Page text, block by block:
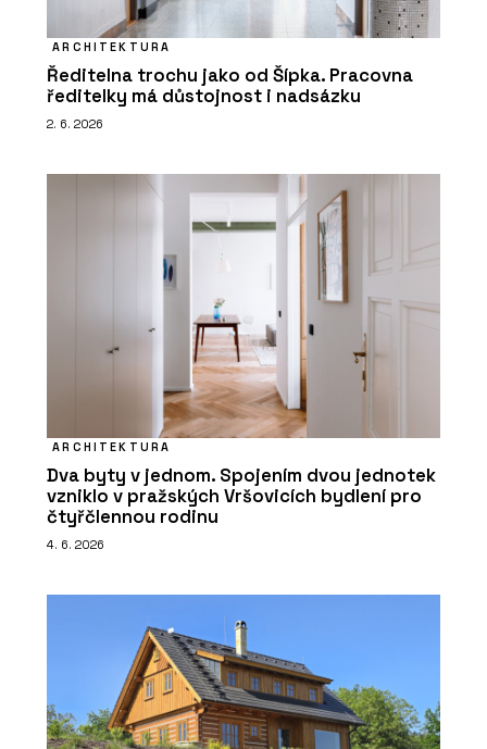
ARCHITEKTURA
Ředitelna trochu jako od Šípka. Pracovna
ředitelky má důstojnost i nadsázku
2. 6. 2026
ARCHITEKTURA
Dva byty v jednom. Spojením dvou jednotek
vzniklo v pražských Vršovicích bydlení pro
čtyřčlennou rodinu
4. 6. 2026